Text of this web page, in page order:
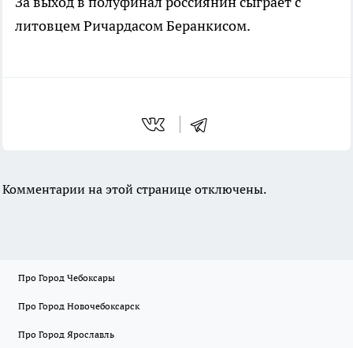
литовцем Ричардасом Беранкисом.
Комментарии на этой странице отключены.
Про Город Чебоксары
Про Город Новочебоксарск
Про Город Ярославль